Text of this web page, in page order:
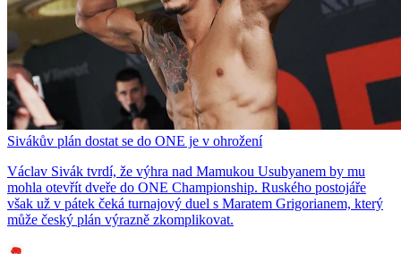
Sivákův plán dostat se do ONE je v ohrožení
Václav Sivák tvrdí, že výhra nad Mamukou Usubyanem by mu
mohla otevřít dveře do ONE Championship. Ruského postojáře
však už v pátek čeká turnajový duel s Maratem Grigorianem, který
může český plán výrazně zkomplikovat.